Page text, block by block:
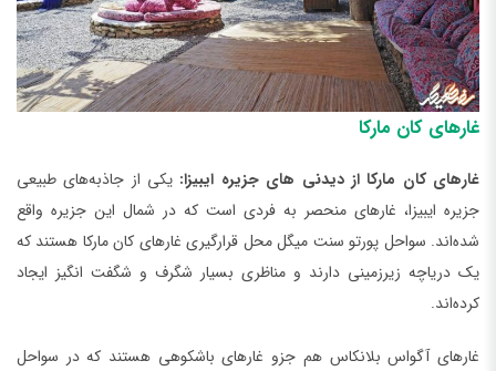
غارهای کان مارکا
غارهای کان مارکا از دیدنی ‌های جزیره ایبیزا: یکی از جاذبه‌های طبیعی
جزیره ایبیزا، غارهای منحصر به فردی است که در شمال این جزیره واقع
شده‌اند. سواحل پورتو سنت میگل محل قرارگیری غارهای کان مارکا هستند که
یک دریاچه زیرزمینی دارند و مناظری بسیار شگرف و شگفت انگیز ایجاد
کرده‌اند.
غارهای آگواس بلانکاس هم جزو غارهای باشکوهی هستند که در سواحل